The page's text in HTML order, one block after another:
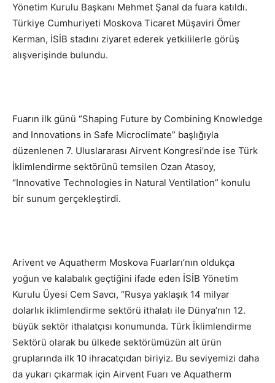
Yönetim Kurulu Başkanı Mehmet Şanal da fuara katıldı.
Türkiye Cumhuriyeti Moskova Ticaret Müşaviri Ömer
Kerman, İSİB stadını ziyaret ederek yetkililerle görüş
alışverişinde bulundu.
Fuarın ilk günü “Shaping Future by Combining Knowledge
and Innovations in Safe Microclimate” başlığıyla
düzenlenen 7. Uluslararası Airvent Kongresi’nde ise Türk
İklimlendirme sektörünü temsilen Ozan Atasoy,
“Innovative Technologies in Natural Ventilation” konulu
bir sunum gerçekleştirdi.
Arivent ve Aquatherm Moskova Fuarları’nın oldukça
yoğun ve kalabalık geçtiğini ifade eden İSİB Yönetim
Kurulu Üyesi Cem Savcı, “Rusya yaklaşık 14 milyar
dolarlık iklimlendirme sektörü ithalatı ile Dünya’nın 12.
büyük sektör ithalatçısı konumunda. Türk İklimlendirme
Sektörü olarak bu ülkede sektörümüzün alt ürün
gruplarında ilk 10 ihracatçıdan biriyiz. Bu seviyemizi daha
da yukarı çıkarmak için Airvent Fuarı ve Aquatherm